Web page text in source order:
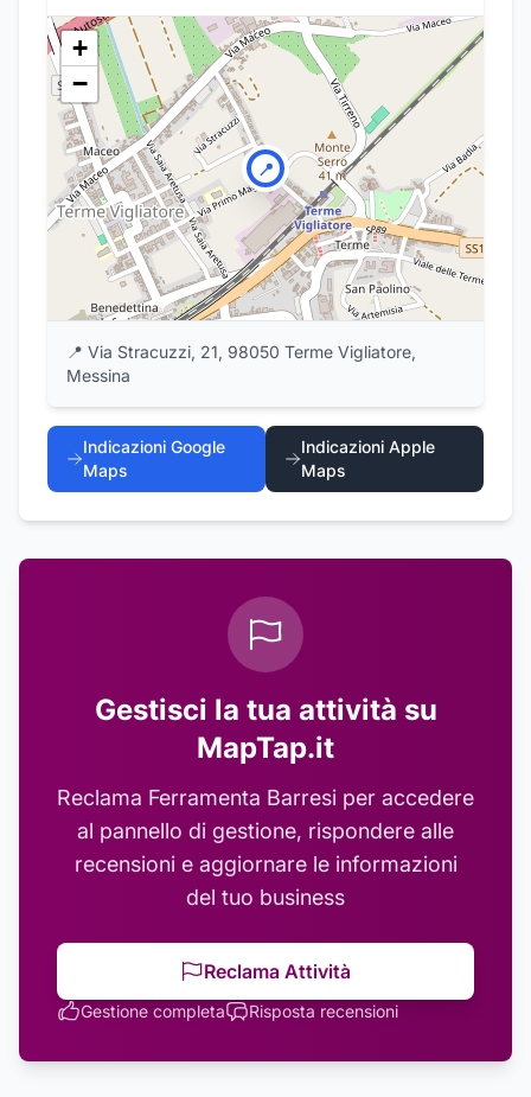
📍
+
−
📍 Via Stracuzzi, 21, 98050 Terme Vigliatore,
Messina
Indicazioni Google
Maps
Indicazioni Apple
Maps
Gestisci la tua attività su
MapTap.it
Reclama Ferramenta Barresi per accedere
al pannello di gestione, rispondere alle
recensioni e aggiornare le informazioni
del tuo business
Reclama Attività
Gestione completa Risposta recensioni